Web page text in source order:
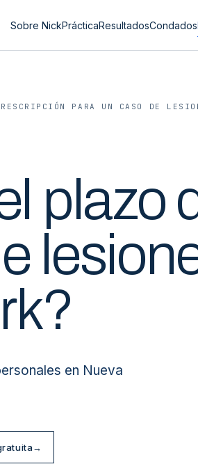
Sobre NickPrácticaResultadosCondados
PARA UN CASO DE
plazo
en Nueva
→